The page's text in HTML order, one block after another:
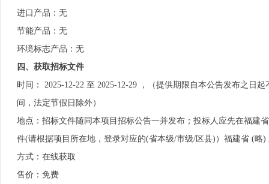
进口产品：无
节能产品：无
环境标志产品：无
四、获取招标文件
时间： 2025-12-22 至 2025-12-29 ，（提供期限自本公告发布之日
间，法定节假日除外）
地点：招标文件随同本项目招标公告一并发布；投标人应先在福建
件(请根据项目所在地，登录对应的(省本级/市级/区县)）福建省 (略
方式：在线获取
售价：免费